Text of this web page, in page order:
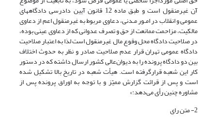
آن غیرمنقول است و طبق ماده 12 قانون آیین دادرسی دادگاههای
عمومی و انقلاب در امـور مـدنی، دعاوی مربوط به غیرمنقول اعم از دعاوی
مالکیت، مزاحمت ممانعت از حق و تصرف عدوانی که از دعاوی عینی بوده،
در صلاحیت دادگاه محل وقوع مال غیرمنقول است لذا به اعتبار صلاحیت
دادگاه عمومی تهران قرار عدم صلاحیت صادر و نظر به حدوث اختلاف
بین دو دادگاه پرونده را به دیوان‌عالی کشور ارسال داشته که در دستور
کار این شعبه قرارگرفته است. هیأت شعبه در تاریخ بالا تشکیل شده
است و پس از قرائت گزارش ممیّز و با توجه به اوراق پرونده پس از
مشاوره چنین رأی می‌دهد:»
2- متن رای